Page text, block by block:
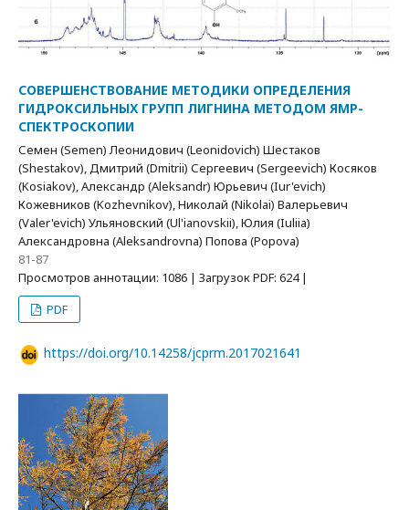
СОВЕРШЕНСТВОВАНИЕ МЕТОДИКИ ОПРЕДЕЛЕНИЯ
ГИДРОКСИЛЬНЫХ ГРУПП ЛИГНИНА МЕТОДОМ ЯМР-
СПЕКТРОСКОПИИ
Семен (Semen) Леонидович (Leonidovich) Шестаков
(Shestakov), Дмитрий (Dmitrii) Сергеевич (Sergeevich) Косяков
(Kosiakov), Александр (Aleksandr) Юрьевич (Iur'evich)
Кожевников (Kozhevnikov), Николай (Nikolai) Валерьевич
(Valer'evich) Ульяновский (Ul'ianovskii), Юлия (Iuliia)
Александровна (Aleksandrovna) Попова (Popova)
81-87
Просмотров аннотации: 1086 | Загрузок PDF: 624 |
PDF
https://doi.org/10.14258/jcprm.2017021641